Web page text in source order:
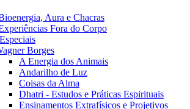
Aura e Chacras
Fora do Corpo
Borges
A Energia dos Animais
Andarilho de Luz
Coisas da Alma
Dhatri - Estudos e Práticas Espirituais
Ensinamentos Extrafísicos e Projetivos